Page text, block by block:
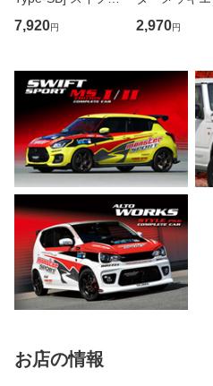
スポーツ [ZC33S ]/
ジムニー [JB64W]
7,920円
レム大 ピン無
×20 *ゆうパ
2,970円
お店の情報